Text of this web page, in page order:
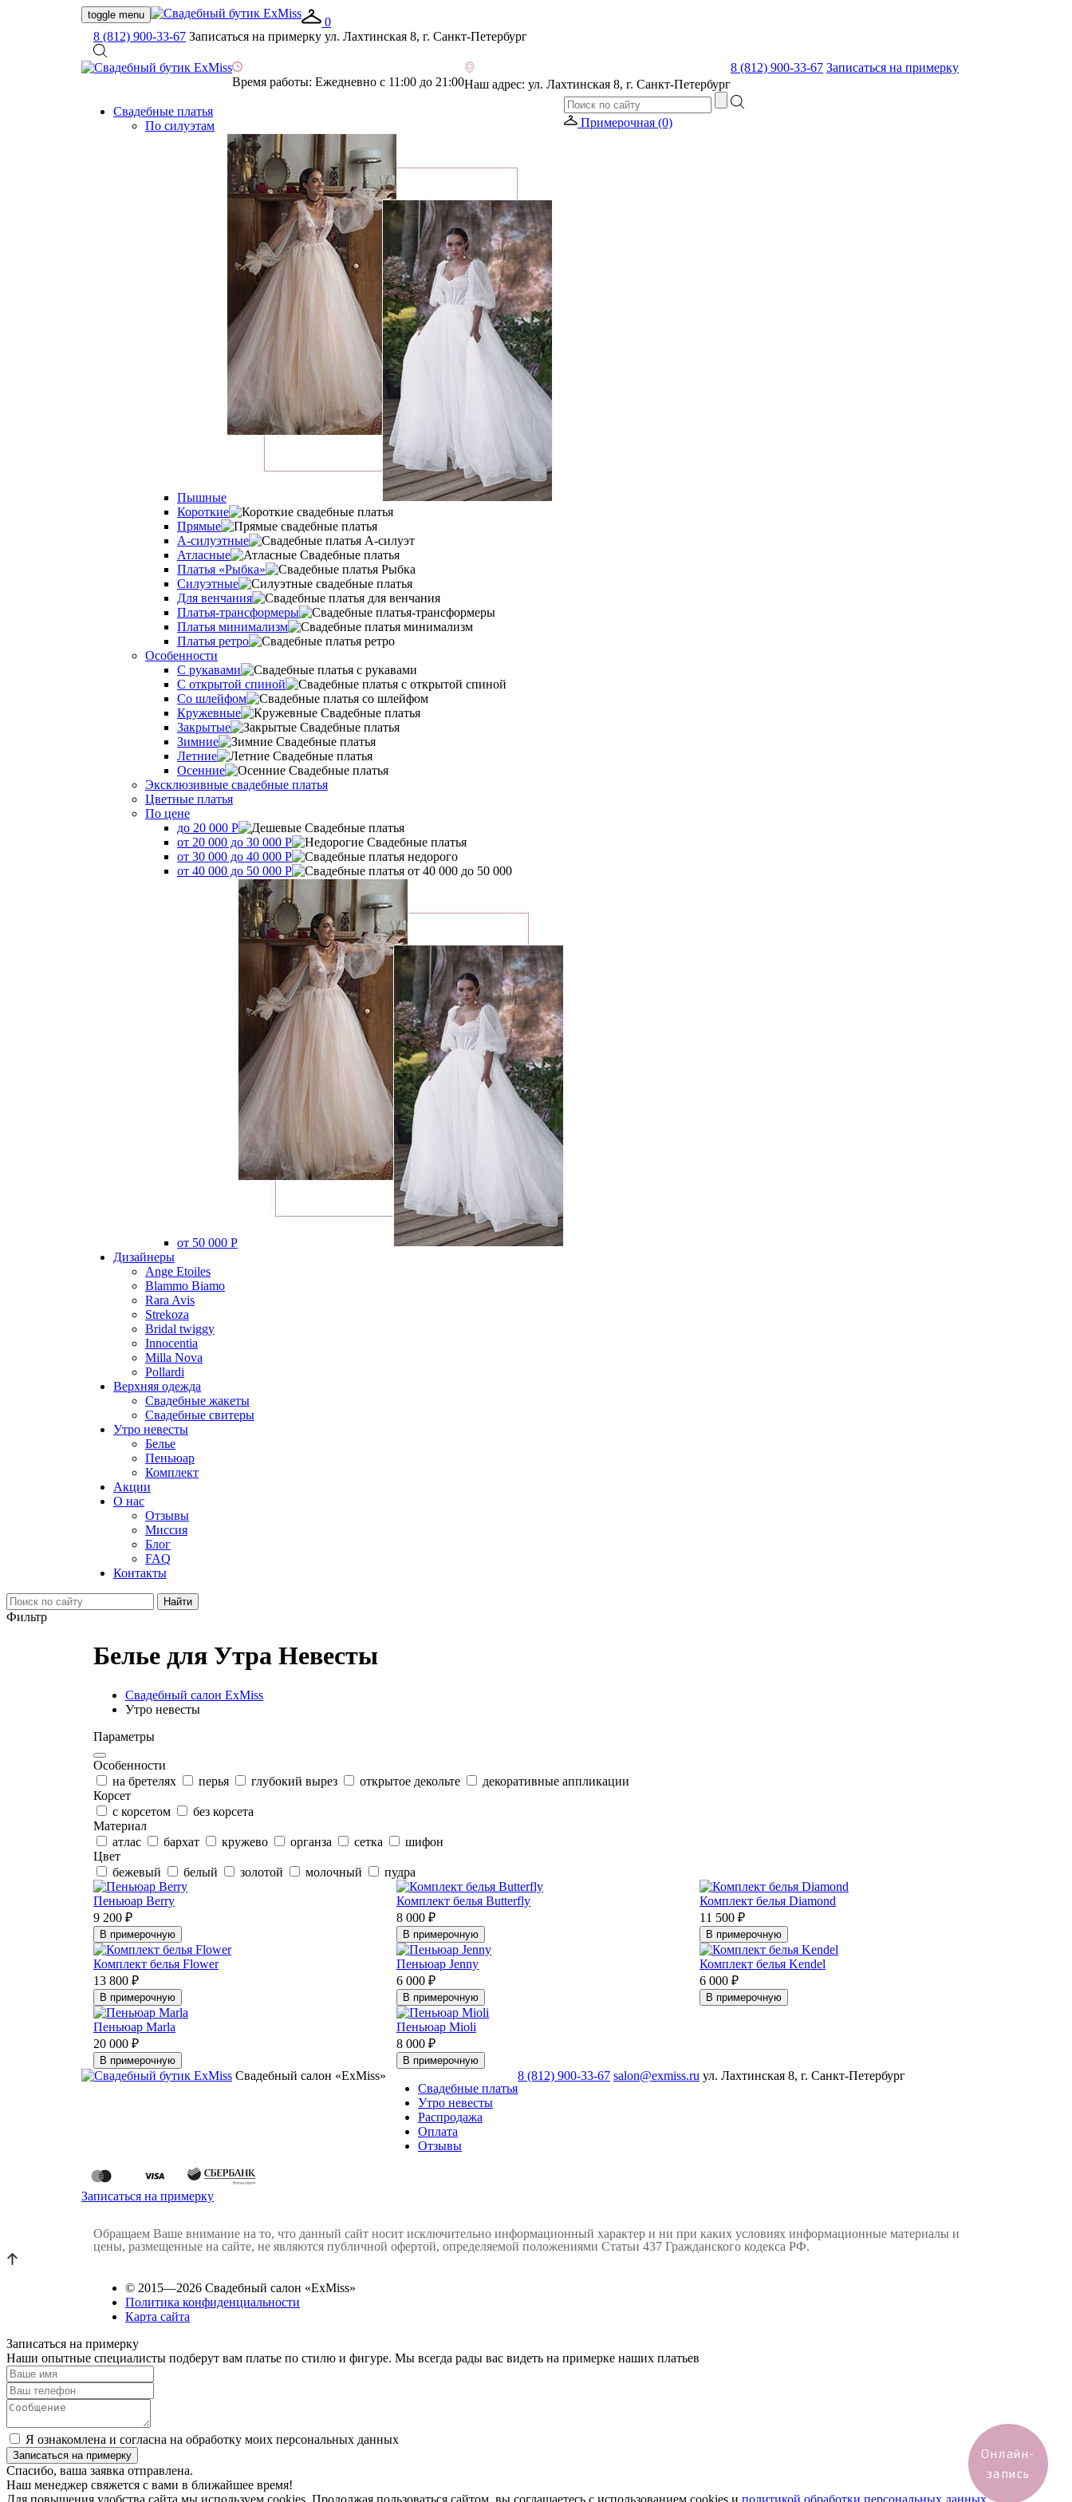
toggle menu
0
8 (812) 900-33-67 Записаться на примерку ул. Лахтинская 8, г. Санкт-Петербург
Время работы: Ежедневно с 11:00 до 21:00Наш адрес: ул. Лахтинская 8, г. Санкт-Петербург
8 (812) 900-33-67 Записаться на примерку
Свадебные платья
По силуэтам
Пышные
Короткие
Прямые
А-силуэтные
Атласные
Платья «Рыбка»
Силуэтные
Для венчания
Платья-трансформеры
Платья минимализм
Платья ретро
Оcобенности
С рукавами
С открытой спиной
Со шлейфом
Кружевные
Закрытые
Зимние
Летние
Осенние
Эксклюзивные свадебные платья
Цветные платья
По цене
до 20 000 Р
от 20 000 до 30 000 Р
от 30 000 до 40 000 Р
от 40 000 до 50 000 Р
от 50 000 Р
Дизайнеры
Ange Etoiles
Blammo Biamo
Rara Avis
Strekoza
Bridal twiggy
Innocentia
Milla Nova
Pollardi
Верхняя одежда
Свадебные жакеты
Свадебные свитеры
Утро невесты
Белье
Пеньюар
Комплект
Акции
О нас
Отзывы
Миссия
Блог
FAQ
Контакты
Примерочная (0)
Фильтр
Белье для Утра Невесты
Свадебный салон ExMiss
Утро невесты
Параметры
Особенности
на бретелях
перья глубокий вырез открытое декольте
декоративные аппликации
Корсет
с корсетом
без корсета
Материал
атлас
бархат кружево органза сетка
шифон
Цвет
бежевый
белый золотой молочный пудра
Пеньюар Berry
9 200 ₽
В примерочную
Комплект белья Butterfly
8 000 ₽
В примерочную
Комплект белья Diamond
11 500 ₽
В примерочную
Комплект белья Flower
13 800 ₽
В примерочную
Пеньюар Jenny
6 000 ₽
В примерочную
Комплект белья Kendel
6 000 ₽
В примерочную
Пеньюар Marla
20 000 ₽
В примерочную
Пеньюар Mioli
8 000 ₽
В примерочную
Свадебный салон «ExMiss»
Свадебные платья
Утро невесты
Распродажа
Оплата
Отзывы
8 (812) 900-33-67 salon@exmiss.ru ул. Лахтинская 8, г. Санкт-Петербург
Записаться на примерку
Обращаем Ваше внимание на то, что данный сайт носит исключительно информационный характер и ни при каких условиях информационные материалы и
цены, размещенные на сайте, не являются публичной офертой, определяемой положениями Статьи 437 Гражданского кодекса РФ.
© 2015—2026 Свадебный салон «ExMiss»
Политика конфиденциальности
Карта сайта
Записаться на примерку
Наши опытные специалисты подберут вам платье по стилю и фигуре. Мы всегда рады вас видеть на примерке наших платьев
Я ознакомлена и согласна на обработку моих персональных данных
Спасибо, ваша заявка отправлена.
Наш менеджер свяжется с вами в ближайшее время!
Для повышения удобства сайта мы используем cookies. Продолжая пользоваться сайтом, вы соглашаетесь с использованием cookies и политикой обработки персональных данных.
Онлайн-
запись